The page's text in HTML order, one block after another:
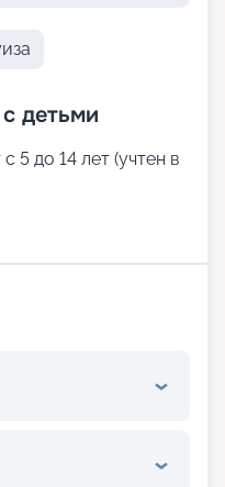
детьми
5 до 14 лет (учтен в